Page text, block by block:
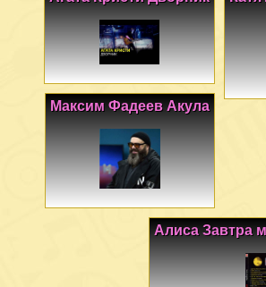
Максим Фадеев Акула
Алиса Завтра